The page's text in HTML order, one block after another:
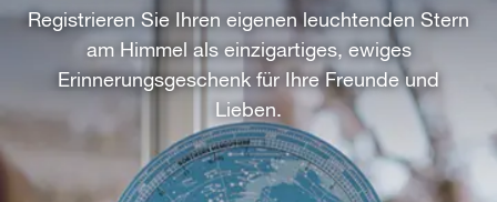
Registrieren Sie Ihren eigenen leuchtenden Stern
am Himmel als einzigartiges, ewiges
Erinnerungsgeschenk für Ihre Freunde und
Lieben.